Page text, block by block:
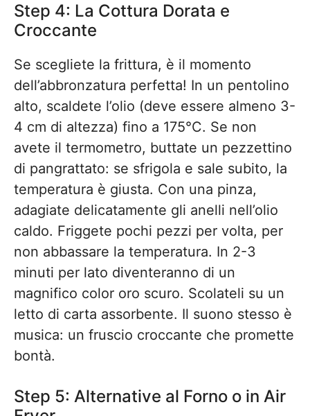
Step 4: La Cottura Dorata e
Croccante
Se scegliete la frittura, è il momento
dell’abbronzatura perfetta! In un pentolino
alto, scaldete l’olio (deve essere almeno 3-
4 cm di altezza) fino a 175°C. Se non
avete il termometro, buttate un pezzettino
di pangrattato: se sfrigola e sale subito, la
temperatura è giusta. Con una pinza,
adagiate delicatamente gli anelli nell’olio
caldo. Friggete pochi pezzi per volta, per
non abbassare la temperatura. In 2-3
minuti per lato diventeranno di un
magnifico color oro scuro. Scolateli su un
letto di carta assorbente. Il suono stesso è
musica: un fruscio croccante che promette
bontà.
Step 5: Alternative al Forno o in Air